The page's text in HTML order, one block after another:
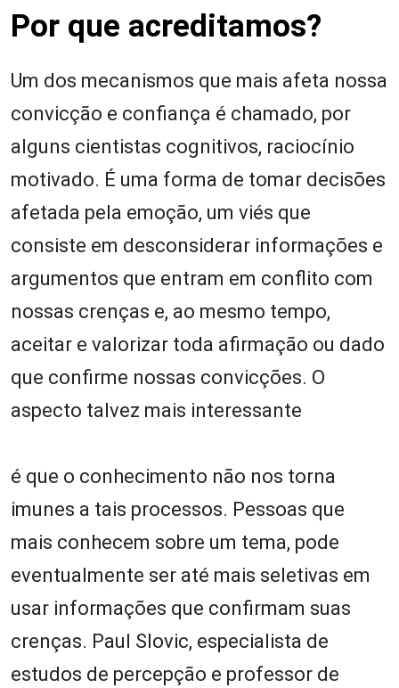
Por que acreditamos?
Um dos mecanismos que mais afeta nossa
convicção e confiança é chamado, por
alguns cientistas cognitivos, raciocínio
motivado. É uma forma de tomar decisões
afetada pela emoção, um viés que
consiste em desconsiderar informações e
argumentos que entram em conflito com
nossas crenças e, ao mesmo tempo,
aceitar e valorizar toda afirmação ou dado
que confirme nossas convicções. O
aspecto talvez mais interessante
é que o conhecimento não nos torna
imunes a tais processos. Pessoas que
mais conhecem sobre um tema, pode
eventualmente ser até mais seletivas em
usar informações que confirmam suas
crenças. Paul Slovic, especialista de
estudos de percepção e professor de